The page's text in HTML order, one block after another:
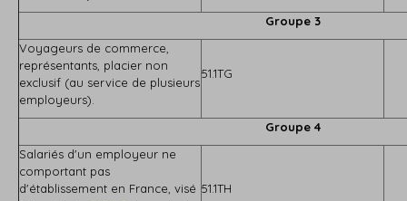
Groupe 3
Voyageurs de commerce,
représentants, placier non
exclusif (au service de plusieurs
employeurs).
51.1TG
Groupe 4
Salariés d'un employeur ne
comportant pas
d'établissement en France, visé 51.1TH